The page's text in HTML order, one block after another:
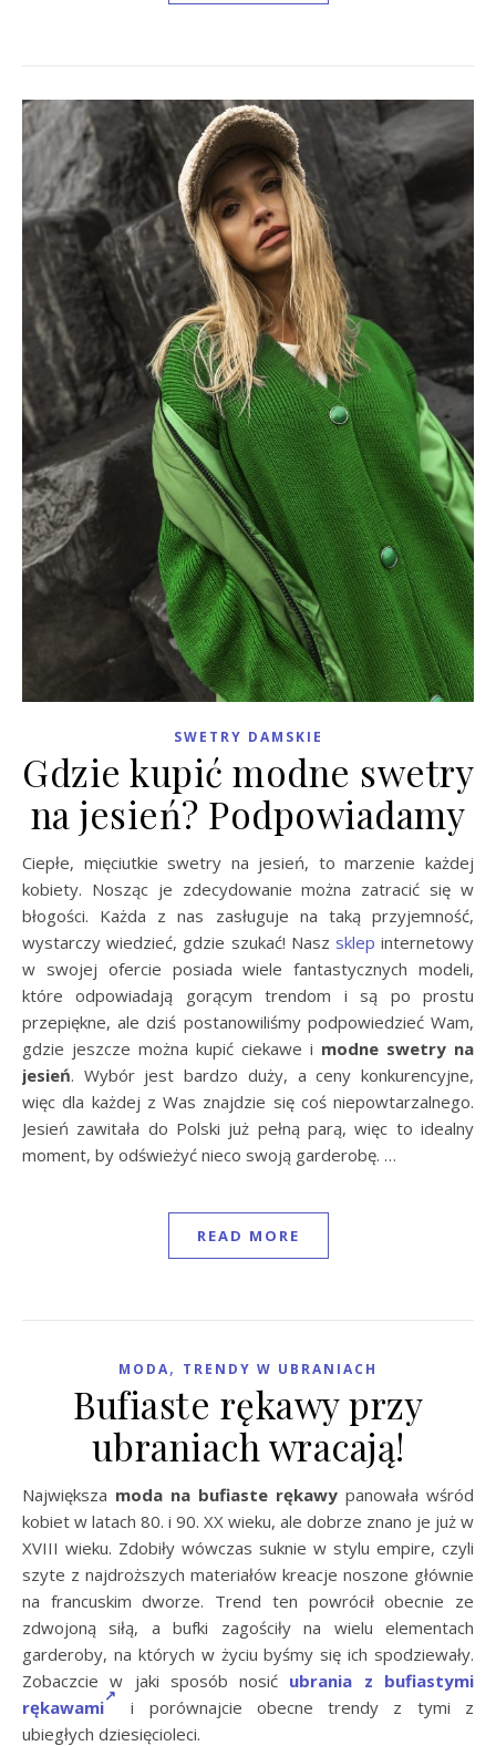
SWETRY DAMSKIE
Gdzie kupić modne swetry
na jesień? Podpowiadamy
Ciepłe, mięciutkie swetry na jesień, to marzenie każdej
kobiety. Nosząc je zdecydowanie można zatracić się w
błogości. Każda z nas zasługuje na taką przyjemność,
wystarczy wiedzieć, gdzie szukać! Nasz sklep internetowy
w swojej ofercie posiada wiele fantastycznych modeli,
które odpowiadają gorącym trendom i są po prostu
przepiękne, ale dziś postanowiliśmy podpowiedzieć Wam,
gdzie jeszcze można kupić ciekawe i modne swetry na
jesień. Wybór jest bardzo duży, a ceny konkurencyjne,
więc dla każdej z Was znajdzie się coś niepowtarzalnego.
Jesień zawitała do Polski już pełną parą, więc to idealny
moment, by odświeżyć nieco swoją garderobę. …
READ MORE
MODA, TRENDY W UBRANIACH
Bufiaste rękawy przy
ubraniach wracają!
Największa moda na bufiaste rękawy panowała wśród
kobiet w latach 80. i 90. XX wieku, ale dobrze znano je już w
XVIII wieku. Zdobiły wówczas suknie w stylu empire, czyli
szyte z najdroższych materiałów kreacje noszone głównie
na francuskim dworze. Trend ten powrócił obecnie ze
zdwojoną siłą, a bufki zagościły na wielu elementach
garderoby, na których w życiu byśmy się ich spodziewały.
Zobaczcie w jaki sposób nosić ubrania z bufiastymi
rękawami
i porównajcie obecne trendy z tymi z
ubiegłych dziesięcioleci.